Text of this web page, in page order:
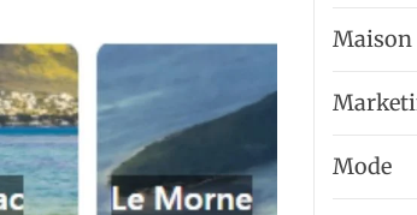
Maison
Mode